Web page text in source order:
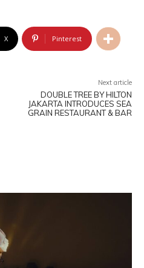
X Pinterest
Next article
DOUBLE TREE BY HILTON
JAKARTA INTRODUCES SEA
GRAIN RESTAURANT & BAR